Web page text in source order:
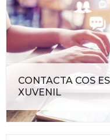
CONTACTA COS
XUVENIL